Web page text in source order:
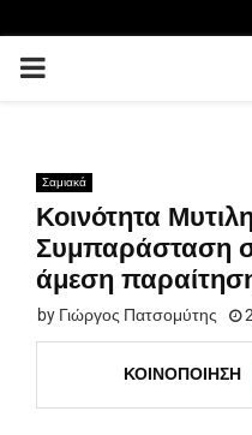
PRIMARY
Σαμιακά
Κοινότητα
Συμπαράσταση
άμεση
by Γιώργος Πατσομύτης
ΚΟΙΝΟΠΟΊΗΣΗ